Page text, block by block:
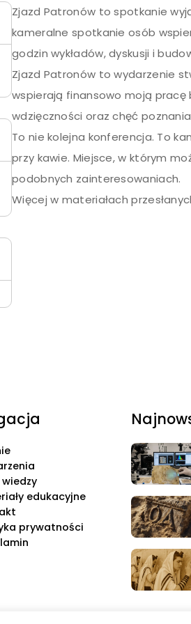
Zjazd Patronów to spotkanie
kameralne spotkanie osób
godzin wykładów, dyskusji i
Zjazd Patronów to wydarzenie
wspierają finansowo moją
wdzięczności oraz chęć
To nie kolejna konferencja. To
przy kawie. Miejsce, w którym
podobnych zainteresowaniach.
Więcej w materiałach
edukacyjne
prywatności